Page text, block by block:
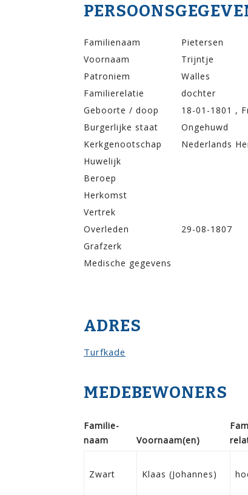
Familienaam
Pietersen
Voornaam
Trijntje
Patroniem
Walles
Familierelatie
dochter
Geboorte / doop
18-01-1801 ,
Burgerlijke staat
Ongehuwd
Kerkgenootschap
Nederlands
Huwelijk
Beroep
Herkomst
Vertrek
Overleden
29-08-1807
Grafzerk
Medische gegevens
ADRES
Turfkade
MEDEBEWONERS
Familie­
naam
Voor­naam(en)
Zwart Klaas (Johannes)